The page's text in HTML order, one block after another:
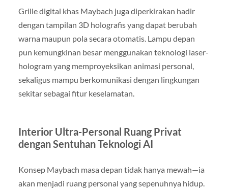
Grille digital khas Maybach juga diperkirakan hadir
dengan tampilan 3D holografis yang dapat berubah
warna maupun pola secara otomatis. Lampu depan
pun kemungkinan besar menggunakan teknologi laser-
hologram yang memproyeksikan animasi personal,
sekaligus mampu berkomunikasi dengan lingkungan
sekitar sebagai fitur keselamatan.
Interior Ultra-Personal Ruang Privat
dengan Sentuhan Teknologi AI
Konsep Maybach masa depan tidak hanya mewah—ia
akan menjadi ruang personal yang sepenuhnya hidup.